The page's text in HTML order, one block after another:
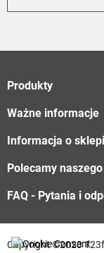
Produkty
Ważne informacje
Informacja o
Polecamy
FAQ - Pytania i
Copyright ©2023